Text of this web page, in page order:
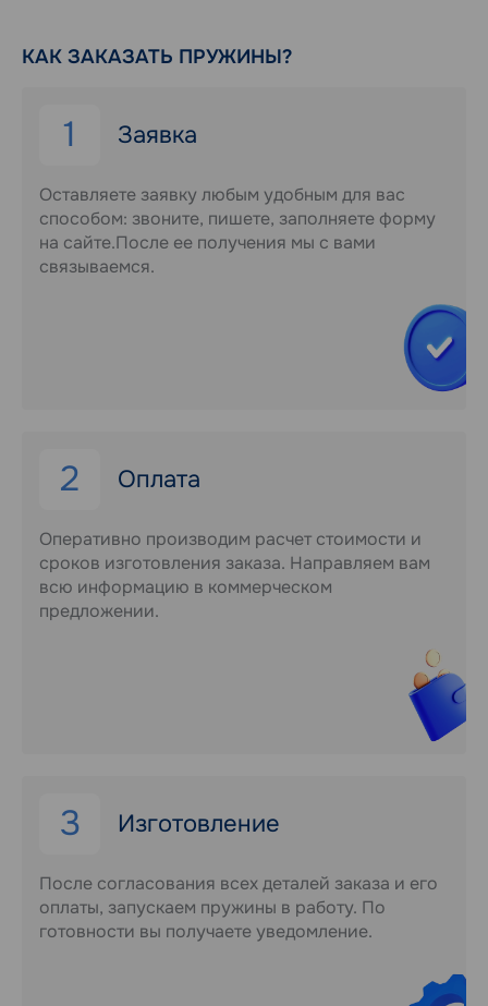
КАК ЗАКАЗАТЬ ПРУЖИНЫ?
1 Заявка
Оставляете заявку любым удобным для вас
способом: звоните, пишете, заполняете форму
на сайте.После ее получения мы с вами
связываемся.
2 Оплата
Оперативно производим расчет стоимости и
сроков изготовления заказа. Направляем вам
всю информацию в коммерческом
предложении.
3 Изготовление
После согласования всех деталей заказа и его
оплаты, запускаем пружины в работу. По
готовности вы получаете уведомление.